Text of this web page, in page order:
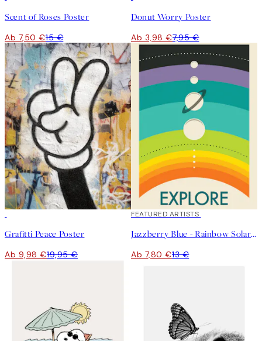
Scent of Roses Poster
Ab 7,50 €15 €
Donut Worry Poster
Ab 3,98 €7,95 €
Grafitti Peace Poster
Ab 9,98 €19,95 €
40%*
FEATURED ARTISTS
Jazzberry Blue - Rainbow Solar System Poster
Ab 7,80 €13 €